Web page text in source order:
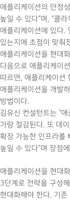
애플리케이션의 안정
높일 수 있다”며, “클
애플리케이션에 있다.
있는지에 초점이 맞춰
애플리케이션을 현대
다음으로 애플리케이
따르면, 애플리케이션
애플리케이션을 개발
방법이다.
김유신 컨설턴트는 “
가량 절감된다. 또 데
확장 가능한 인프라를
높일 수 있다”며 장점
애플리케이션을 현대
3단계로 전략을 구성
현대화해야 한다. 기존